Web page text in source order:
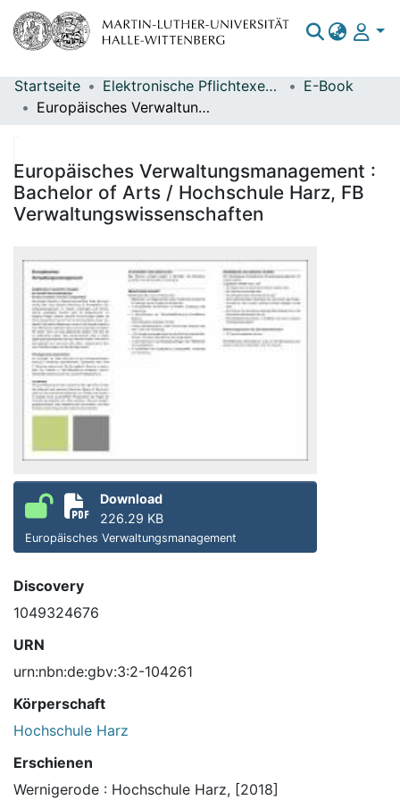
Bereiche & Sammlungen
Statistiken
Startseite Elektronische Pflichtexemplare
E-Book
Europäisches Verwaltungsmanagement : Bachelor of Arts / Hochschule Harz, FB Verwaltungswissenschaften
Europäisches Verwaltungsmanagement :
Bachelor of Arts / Hochschule Harz, FB
Verwaltungswissenschaften
Download
226.29 KB
Europäisches Verwaltungsmanagement
Discovery
1049324676
URN
urn:nbn:de:gbv:3:2-104261
Körperschaft
Hochschule Harz
Erschienen
Wernigerode : Hochschule Harz, [2018]